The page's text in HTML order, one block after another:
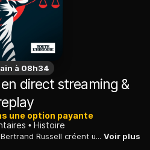
à 08h34
en direct streaming &
une option payante
Histoire
En 1966, Jean-Paul Sartre et Bertrand Russell créent un tribunal citoyen international pour juger les crimes de guerre commis au Vietnam par les Etats-Unis. Voir plus